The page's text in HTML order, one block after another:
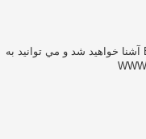
در اين ويدئو با علائم اصلي و پرکاربرد BPMN 2.0 آشنا خواهيد شد و مي توانيد به